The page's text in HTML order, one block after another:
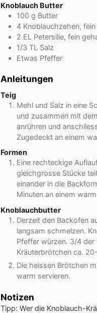
Knoblauch Butter
100 g Butter
4 Knoblauchzehen,
2 EL Petersilie, fein
1/3 TL Salz
Etwas Pfeffer
Anleitungen
Teig
Mehl und Salz in eine
und zusammen mit
anrühren und
Zugedeckt an einem
Formen
Eine rechteckige
gleichgrosse Stücke
einander in die
Minuten an einem
Knoblauchbutter
Derzeit den Backofen
langsam schmelzen.
Pfeffer würzen. 3/4
Kräuterbrötchen ca.
Die heissen Brötchen
warm servieren.
Notizen
Tipp: Wer die Knoblauch-